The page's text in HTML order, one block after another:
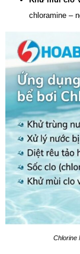
chloramine –
Chlorine